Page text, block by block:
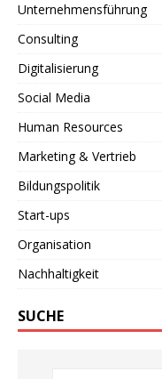
Unternehmensführung
Consulting
Digitalisierung
Social Media
Human Resources
Marketing & Vertrieb
Bildungspolitik
Start-ups
Organisation
Nachhaltigkeit
SUCHE